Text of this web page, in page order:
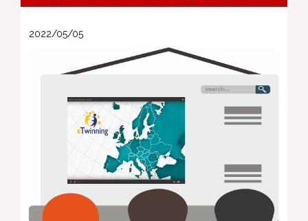
2022/05/05